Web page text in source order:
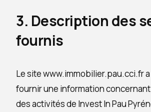
3. Description des
fournis
Le site www.immobilier.pau.cci.fr
fournir une information concernant
des activités de Invest In Pau